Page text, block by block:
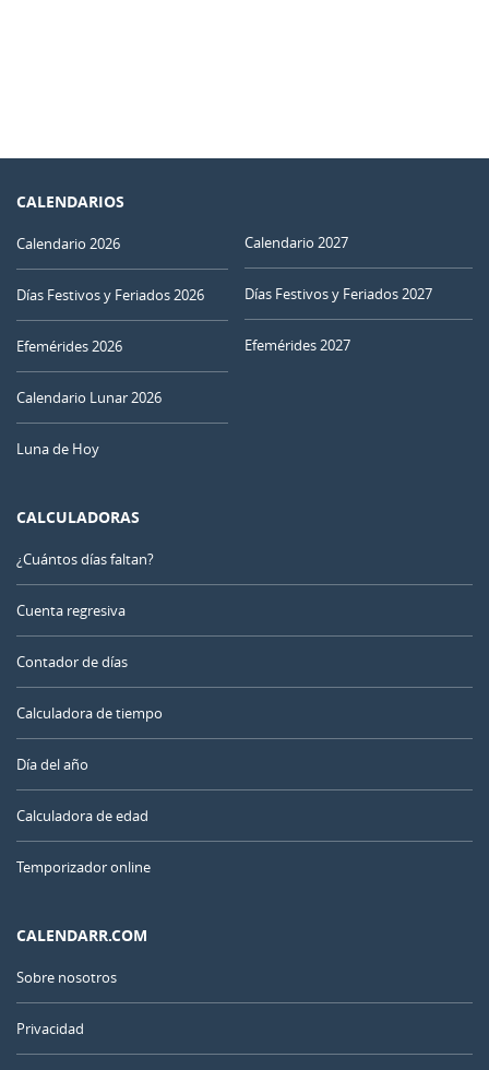
CALENDARIOS
Calendario 2026
Días Festivos y Feriados 2026
Efemérides 2026
Calendario Lunar 2026
Luna de Hoy
Calendario 2027
Días Festivos y Feriados 2027
Efemérides 2027
CALCULADORAS
¿Cuántos días faltan?
Cuenta regresiva
Contador de días
Calculadora de tiempo
Día del año
Calculadora de edad
Temporizador online
CALENDARR.COM
Sobre nosotros
Privacidad